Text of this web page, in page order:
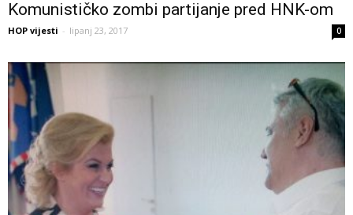
Komunističko zombi partijanje pred HNK-om
HOP vijesti - lipanj 23, 2017 0